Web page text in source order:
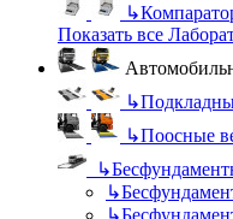
↳
Показать все
↳
↳Поосные
↳
↳
↳